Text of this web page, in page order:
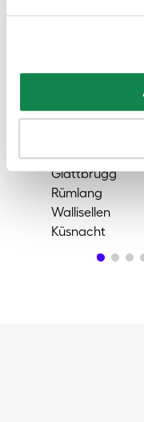
Zürich
Zürich
Zürich Höngg
Glattbrugg
Rümlang
Wallisellen
Küsnacht